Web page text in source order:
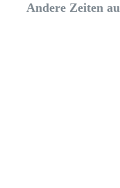
Andere Zeiten